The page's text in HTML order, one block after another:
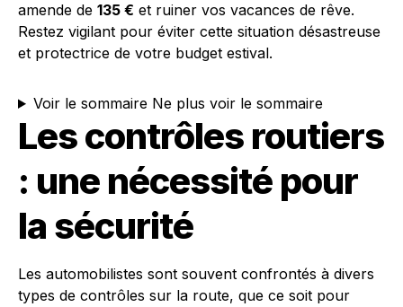
amende de 135 € et ruiner vos vacances de rêve.
Restez vigilant pour éviter cette situation désastreuse
et protectrice de votre budget estival.
Voir le sommaire Ne plus voir le sommaire
Les contrôles routiers
: une nécessité pour
la sécurité
Les automobilistes sont souvent confrontés à divers
types de contrôles sur la route, que ce soit pour